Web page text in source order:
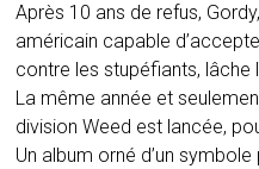
Après 10 ans de refus,
américain capable
contre les stupéfiants, lâche
La même année et
division Weed est lancée,
Un album orné d’un